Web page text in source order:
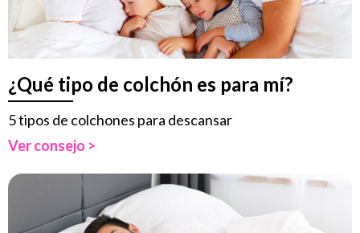
¿Qué tipo de colchón es para mí?
5 tipos de colchones para descansar
Ver consejo >